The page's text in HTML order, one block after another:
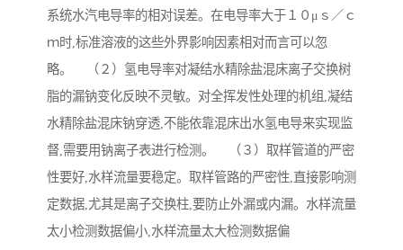
系统水汽电导率的相对误差。在电导率大于１０μｓ／ｃ
ｍ时,标准溶液的这些外界影响因素相对而言可以忽
略。 （２）氢电导率对凝结水精除盐混床离子交换树
脂的漏钠变化反映不灵敏。对全挥发性处理的机组,凝结
水精除盐混床钠穿透,不能依靠混床出水氢电导来实现监
督,需要用钠离子表进行检测。 （３）取样管道的严密
性要好,水样流量要稳定。取样管路的严密性,直接影响测
定数据,尤其是离子交换柱,要防止外漏或内漏。水样流量
太小检测数据偏小,水样流量太大检测数据偏